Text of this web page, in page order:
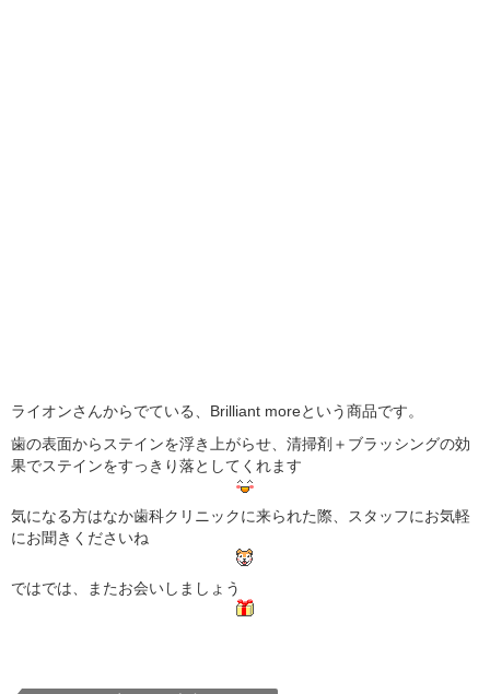
ライオンさんからでている、Brilliant moreという商品です。
歯の表面からステインを浮き上がらせ、清掃剤＋ブラッシングの効
果でステインをすっきり落としてくれます
気になる方はなか歯科クリニックに来られた際、スタッフにお気軽
にお聞きくださいね
ではでは、またお会いしましょう